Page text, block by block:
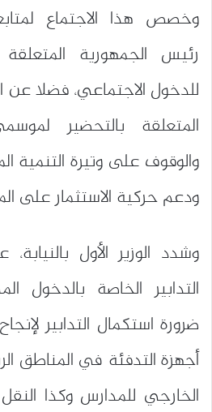
وخصص هذا الاجتماع
رئيس الجمهورية المتعلقة
للدخول الاجتماعي، فضلا عن
المتعلقة بالتحضير
والوقوف على وتيرة التنمية
ودعم حركية الاستثمار على
وشدد الوزير الأول
التدابير الخاصة بالدخول
ضرورة استكمال التدابير
أجهزة التدفئة في المناطق
الخارجي للمدارس وكذا